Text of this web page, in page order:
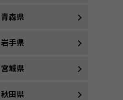
青森県
岩手県
宮城県
秋田県